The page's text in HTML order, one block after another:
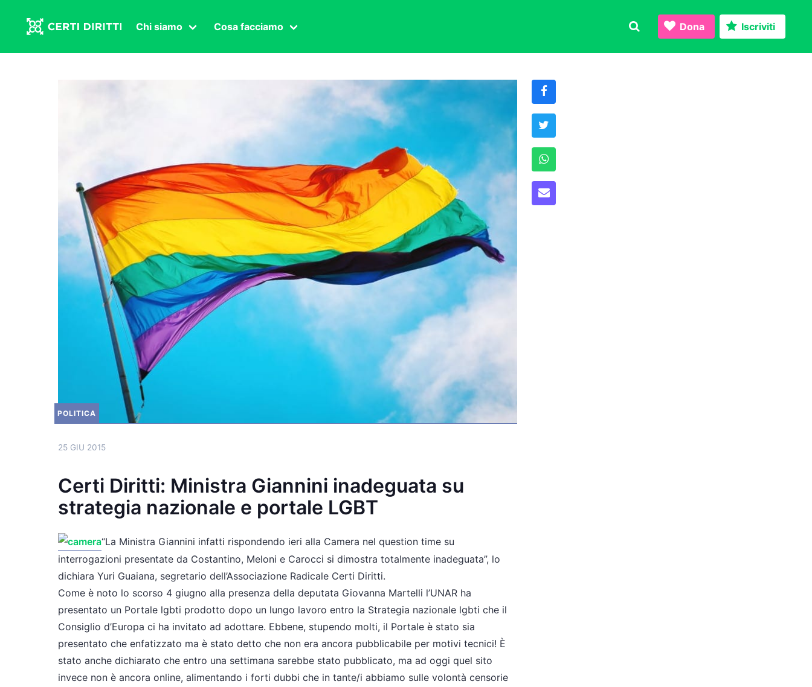
Chi siamo Cosa facciamo
Transnazionale
Politica
Fuor di Pagina
Dona Iscriviti
POLITICA
25 GIU 2015
Certi Diritti: Ministra Giannini inadeguata su
strategia nazionale e portale LGBT
“La Ministra Giannini infatti rispondendo ieri alla Camera nel question time su
interrogazioni presentate da Costantino, Meloni e Carocci si dimostra totalmente inadeguata”, lo
dichiara Yuri Guaiana, segretario dell’Associazione Radicale Certi Diritti.
Come è noto lo scorso 4 giugno alla presenza della deputata Giovanna Martelli l’UNAR ha
presentato un Portale lgbti prodotto dopo un lungo lavoro entro la Strategia nazionale lgbti che il
Consiglio d’Europa ci ha invitato ad adottare. Ebbene, stupendo molti, il Portale è stato sia
presentato che enfatizzato ma è stato detto che non era ancora pubblicabile per motivi tecnici! È
stato anche dichiarato che entro una settimana sarebbe stato pubblicato, ma ad oggi quel sito
invece non è ancora online, alimentando i forti dubbi che in tante/i abbiamo sulle volontà censorie